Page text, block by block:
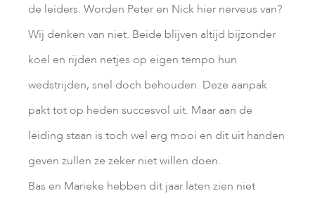
de leiders. Worden Peter en Nick hier nerveus van?
Wij denken van niet. Beide blijven altijd bijzonder
koel en rijden netjes op eigen tempo hun
wedstrijden, snel doch behouden. Deze aanpak
pakt tot op heden succesvol uit. Maar aan de
leiding staan is toch wel erg mooi en dit uit handen
geven zullen ze zeker niet willen doen.
Bas en Marieke hebben dit jaar laten zien niet